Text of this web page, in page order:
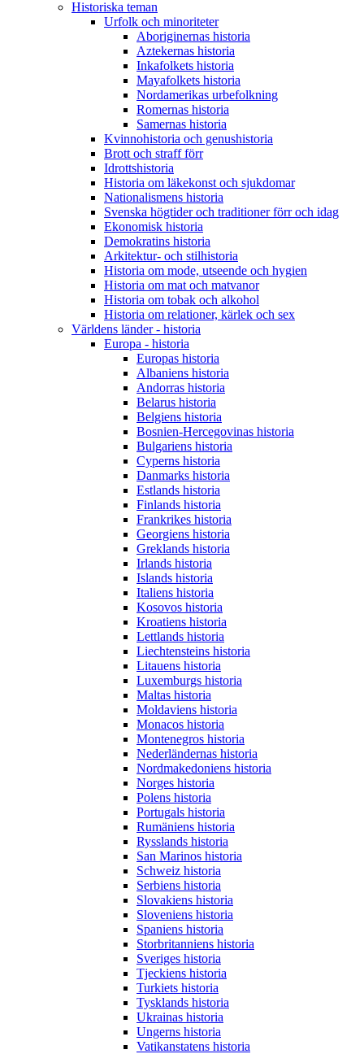
Historiska teman
Urfolk och minoriteter
Aboriginernas historia
Aztekernas historia
Inkafolkets historia
Mayafolkets historia
Nordamerikas urbefolkning
Romernas historia
Samernas historia
Kvinnohistoria och genushistoria
Brott och straff förr
Idrottshistoria
Historia om läkekonst och sjukdomar
Nationalismens historia
Svenska högtider och traditioner förr och idag
Ekonomisk historia
Demokratins historia
Arkitektur- och stilhistoria
Historia om mode, utseende och hygien
Historia om mat och matvanor
Historia om tobak och alkohol
Historia om relationer, kärlek och sex
Världens länder - historia
Europa - historia
Europas historia
Albaniens historia
Andorras historia
Belarus historia
Belgiens historia
Bosnien-Hercegovinas historia
Bulgariens historia
Cyperns historia
Danmarks historia
Estlands historia
Finlands historia
Frankrikes historia
Georgiens historia
Greklands historia
Irlands historia
Islands historia
Italiens historia
Kosovos historia
Kroatiens historia
Lettlands historia
Liechtensteins historia
Litauens historia
Luxemburgs historia
Maltas historia
Moldaviens historia
Monacos historia
Montenegros historia
Nederländernas historia
Nordmakedoniens historia
Norges historia
Polens historia
Portugals historia
Rumäniens historia
Rysslands historia
San Marinos historia
Schweiz historia
Serbiens historia
Slovakiens historia
Sloveniens historia
Spaniens historia
Storbritanniens historia
Sveriges historia
Tjeckiens historia
Turkiets historia
Tysklands historia
Ukrainas historia
Ungerns historia
Vatikanstatens historia